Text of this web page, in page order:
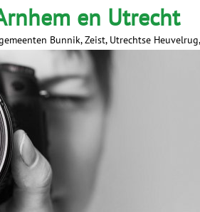
en Utrecht
Bunnik, Zeist, Utrechtse